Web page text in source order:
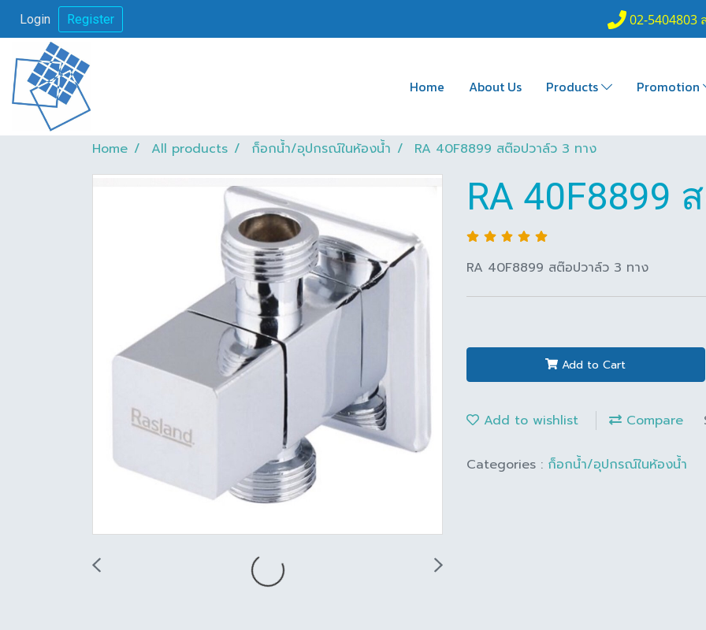
Login Register 02-5404803
Home About Us Products Promotion
Home All products ก็อกน้ำ/อุปกรณ์ในห้องน้ำ RA 40F8899 สต๊อปวาล์ว 3 ทาง
RA 40F8899
RA 40F8899 สต๊อปวาล์ว 3 ทาง
Add to Cart
Add to wishlist Compare
Categories : ก็อกน้ำ/อุปกรณ์ในห้องน้ำ